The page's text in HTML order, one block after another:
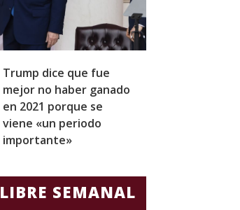
Trump dice que fue
mejor no haber ganado
en 2021 porque se
viene «un periodo
importante»
LIBRE SEMANAL